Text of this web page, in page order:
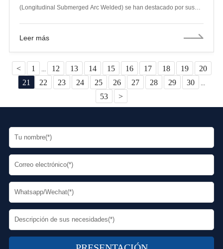
(Longitudinal Submerged Arc Welded) se han destacado por sus
Leer más
< 1 ... 12 13 14 15 16 17 18 19
20
21
22 23 24 25 26 27 28 29 30 ...
53 >